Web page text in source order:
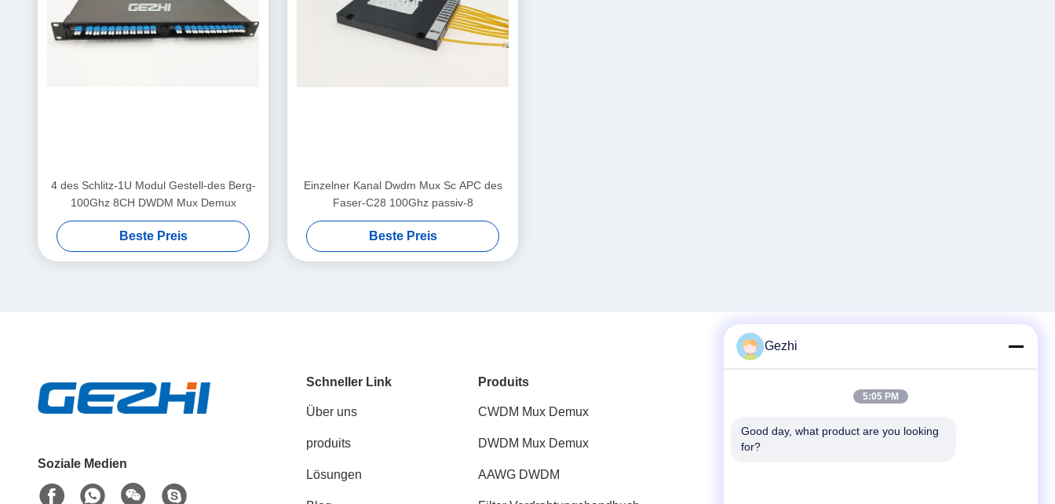
4 des Schlitz-1U Modul Gestell-des Berg-
100Ghz 8CH DWDM Mux Demux
Beste Preis
Einzelner Kanal Dwdm Mux Sc APC des
Faser-C28 100Ghz passiv-8
Beste Preis
Soziale Medien
Schneller Link
Über uns
produits
Lösungen
Produits
CWDM Mux Demux
DWDM Mux Demux
AAWG DWDM
86-755-2377-1707
Gezhi
5:05 PM
Good day, what product are you looking
for?